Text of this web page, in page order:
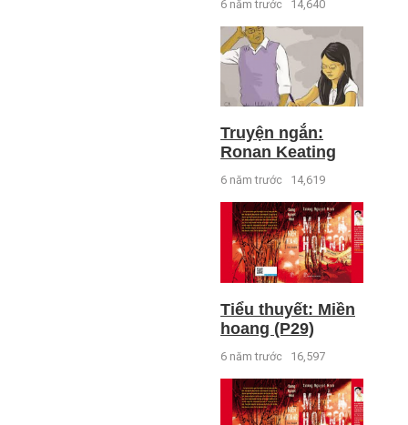
6 năm trước 14,640
Truyện ngắn:
Ronan Keating
6 năm trước 14,619
Tiểu thuyết: Miền
hoang (P29)
6 năm trước 16,597